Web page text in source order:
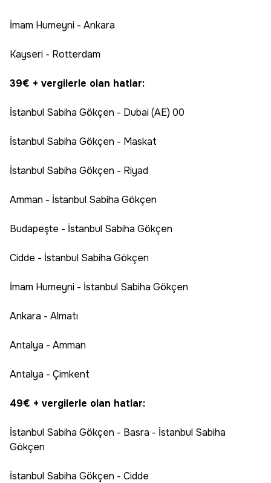
İmam Humeyni - Ankara
Kayseri - Rotterdam
39€ + vergilerle olan hatlar:
İstanbul Sabiha Gökçen - Dubai (AE) 00
İstanbul Sabiha Gökçen - Maskat
İstanbul Sabiha Gökçen - Riyad
Amman - İstanbul Sabiha Gökçen
Budapeşte - İstanbul Sabiha Gökçen
Cidde - İstanbul Sabiha Gökçen
İmam Humeyni - İstanbul Sabiha Gökçen
Ankara - Almatı
Antalya - Amman
Antalya - Çimkent
49€ + vergilerle olan hatlar:
İstanbul Sabiha Gökçen - Basra - İstanbul Sabiha
Gökçen
İstanbul Sabiha Gökçen - Cidde